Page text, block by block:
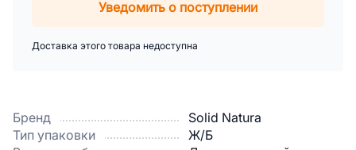
Бренд
Solid Natura
Тип упаковки
Ж/Б
Уведомить о поступлении
Доставка этого товара недоступна